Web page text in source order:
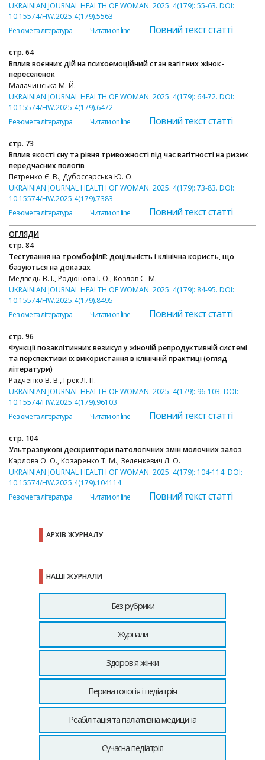
UKRAINIAN JOURNAL HEALTH OF WOMAN. 2025. 4(179): 55-63. DOI:
10.15574/HW.2025.4(179).5563
Резюме та література
Читати on line Повний текст статті
стр. 64
Вплив воєнних дій на психоемоційний стан вагітних жінок-
переселенок
Малачинська М. Й.
UKRAINIAN JOURNAL HEALTH OF WOMAN. 2025. 4(179): 64-72. DOI:
10.15574/HW.2025.4(179).6472
Резюме та література
Читати on line Повний текст статті
стр. 73
Вплив якості сну та рівня тривожності під час вагітності на ризик
передчасних пологів
Петренко Є. В., Дубоссарська Ю. О.
UKRAINIAN JOURNAL HEALTH OF WOMAN. 2025. 4(179): 73-83. DOI:
10.15574/HW.2025.4(179).7383
Резюме та література
Читати on line Повний текст статті
ОГЛЯДИ
стр. 84
Тестування на тромбофілії: доцільність і клінічна користь, що
базуються на доказах
Медведь В. І., Родіонова І. О., Козлов С. М.
UKRAINIAN JOURNAL HEALTH OF WOMAN. 2025. 4(179): 84-95. DOI:
10.15574/HW.2025.4(179).8495
Резюме та література
Читати on line Повний текст статті
стр. 96
Функції позаклітинних везикул у жіночій репродуктивній системі
та перспективи їх використання в клінічній практиці (огляд
літератури)
Радченко В. В., Грек Л. П.
UKRAINIAN JOURNAL HEALTH OF WOMAN. 2025. 4(179): 96-103. DOI:
10.15574/HW.2025.4(179).96103
Резюме та література
Читати on line Повний текст статті
стр. 104
Ультразвукові дескриптори патологічних змін молочних залоз
Карлова О. О., Козаренко Т. М., Зеленкевич Л. О.
UKRAINIAN JOURNAL HEALTH OF WOMAN. 2025. 4(179): 104-114. DOI:
10.15574/HW.2025.4(179).104114
Резюме та література
Читати on line Повний текст статті
АРХІВ ЖУРНАЛУ
НАШІ ЖУРНАЛИ
Без рубрики
Журнали
Здоров'я жінки
Перинатологія і педіатрія
Реабілітація та паліативна медицина
Сучасна педіатрія